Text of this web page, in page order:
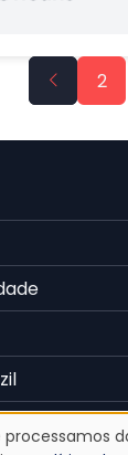
Página
anterior
2